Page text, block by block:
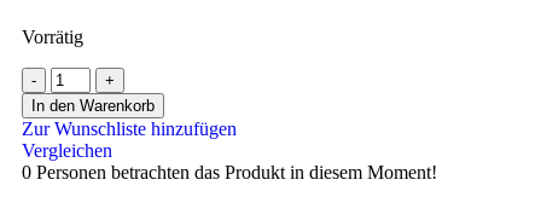
Vorrätig
In den Warenkorb
Zur Wunschliste hinzufügen
Vergleichen
0 Personen betrachten das Produkt in diesem Moment!